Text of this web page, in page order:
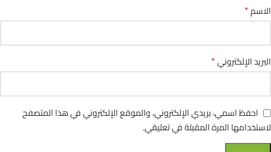
الاسم*
البريد الإلكتروني*
احفظ اسمي، بريدي الإلكتروني، والموقع الإلكتروني في هذا المتصفح
لاستخدامها المرة المقبلة في تعليقي.